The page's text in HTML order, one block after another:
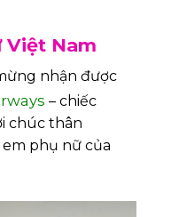
Việt Nam
nhận được
– chiếc
chúc thân
phụ nữ của